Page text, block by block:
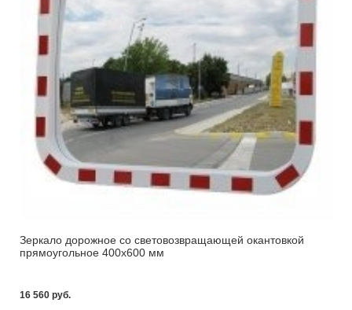
Зеркало дорожное со световозвращающей окантовкой
прямоугольное 400х600 мм
16 560 pуб.